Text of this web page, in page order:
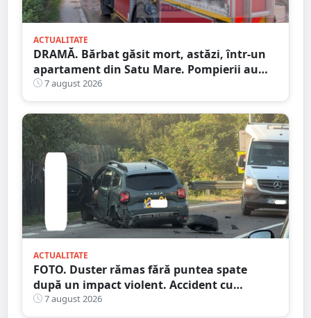
ACTUALITATE
DRAMĂ. Bărbat găsit mort, astăzi, într-un
apartament din Satu Mare. Pompierii au
spart ușa
7 august 2026
ACTUALITATE
FOTO. Duster rămas fără puntea spate
după un impact violent. Accident cu
implicarea unei mașini din Satu Mare
7 august 2026